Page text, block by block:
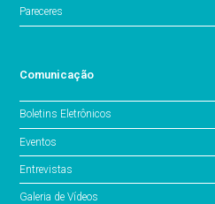
Pareceres
Comunicação
Boletins Eletrônicos
Eventos
Entrevistas
Galeria de Vídeos